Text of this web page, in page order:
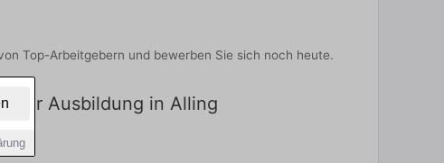
Top-Arbeitgebern und bewerben Sie sich noch heute.
für Ausbildung in Alling